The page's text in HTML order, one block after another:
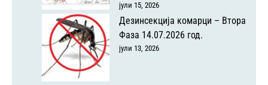
јули 15, 2026
Дезинсекција комарци – Втора
Фаза 14.07.2026 год.
јули 13, 2026